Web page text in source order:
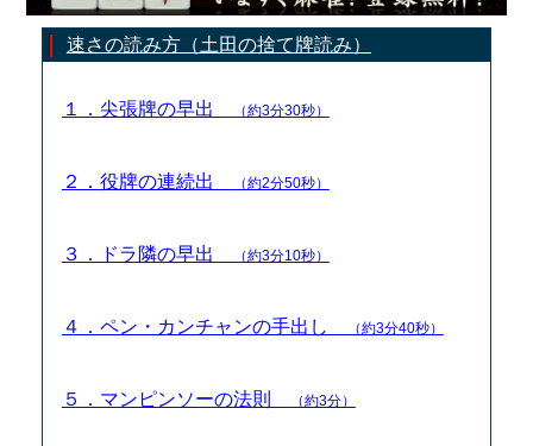
速さの読み方（土田の捨て牌読み）
１．尖張牌の早出 （約3分30秒）
２．役牌の連続出 （約2分50秒）
３．ドラ隣の早出 （約3分10秒）
４．ペン・カンチャンの手出し （約3分40秒）
５．マンピンソーの法則 （約3分）